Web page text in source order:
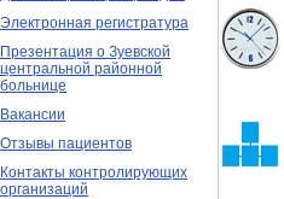
Электронная регистратура
Презентация о Зуевской
центральной районной
больнице
Вакансии
Отзывы пациентов
Контакты контролирующих
организаций